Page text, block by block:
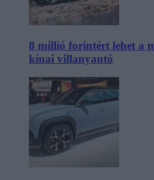
8 millió forintért lehet a
kínai villanyautó